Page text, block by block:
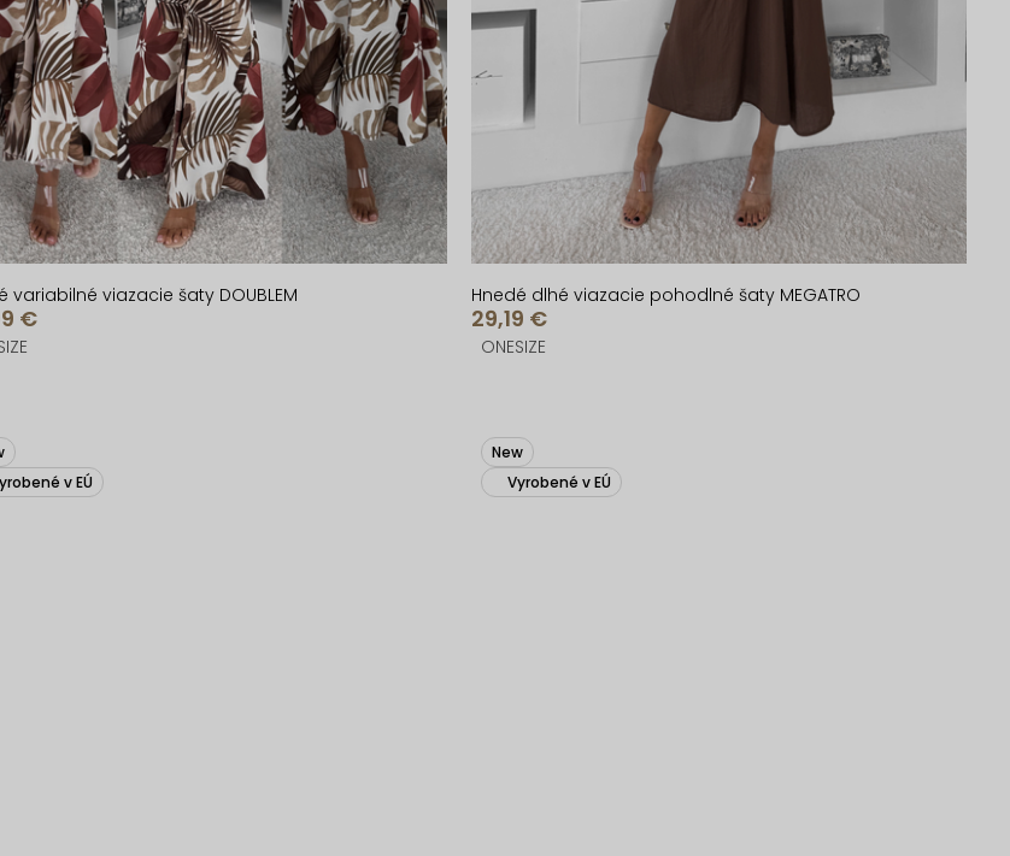
variabilné viazacie šaty DOUBLEM
€
Hnedé dlhé viazacie pohodlné šaty MEGATRO
29,19 €
ONESIZE
v EÚ
New
Vyrobené v EÚ